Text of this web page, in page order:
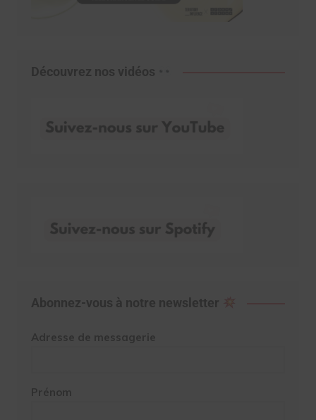
Découvrez nos vidéos
Abonnez-vous à notre newsletter
Adresse de messagerie
Prénom